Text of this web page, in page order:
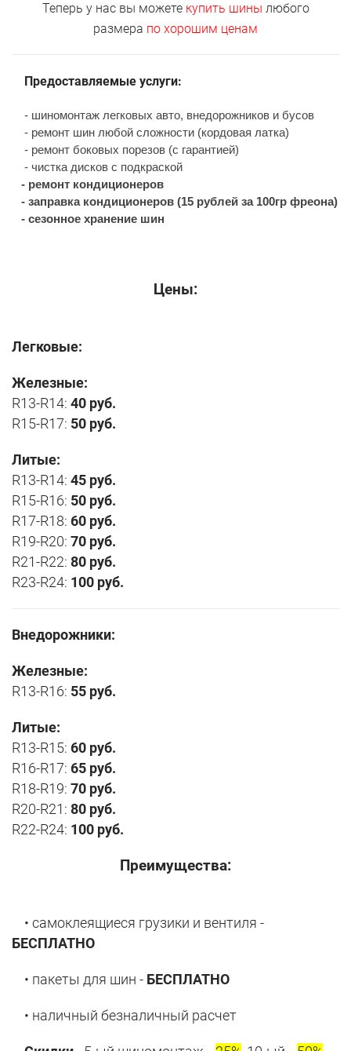
Теперь у нас вы можете купить шины любого
размера по хорошим ценам
Предоставляемые услуги:
- шиномонтаж легковых авто, внедорожников и бусов
- ремонт шин любой сложности (кордовая латка)
- ремонт боковых порезов (с гарантией)
- чистка дисков с подкраской
- ремонт кондиционеров
- заправка кондиционеров (15 рублей за 100гр фреона)
- сезонное хранение шин
Цены:
Легковые:
Железные:
R13-R14: 40 руб.
R15-R17: 50 руб.
Литые:
R13-R14: 45 руб.
R15-R16: 50 руб.
R17-R18: 60 руб.
R19-R20: 70 руб.
R21-R22: 80 руб.
R23-R24: 100 руб.
Внедорожники:
Железные:
R13-R16: 55 руб.
Литые:
R13-R15: 60 руб.
R16-R17: 65 руб.
R18-R19: 70 руб.
R20-R21: 80 руб.
R22-R24: 100 руб.
Преимущества:
• самоклеящиеся грузики и вентиля -
БЕСПЛАТНО
• пакеты для шин - БЕСПЛАТНО
• наличный безналичный расчет